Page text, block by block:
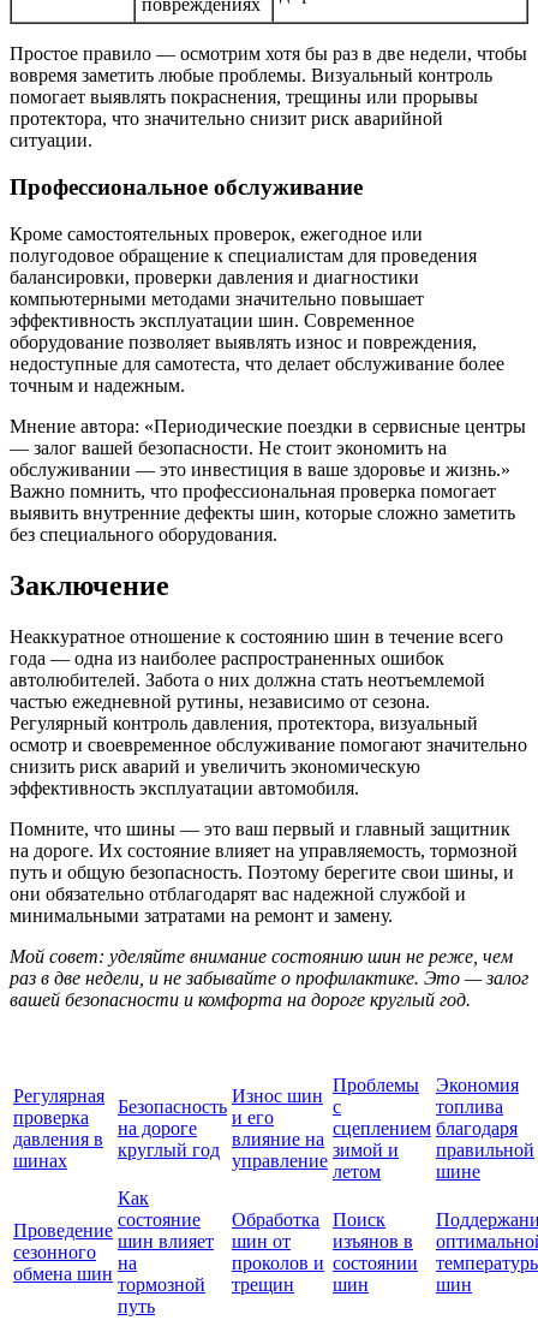
повреждениях
Простое правило — осмотрим хотя бы раз в две недели, чтобы
вовремя заметить любые проблемы. Визуальный контроль
помогает выявлять покраснения, трещины или прорывы
протектора, что значительно снизит риск аварийной
ситуации.
Профессиональное обслуживание
Кроме самостоятельных проверок, ежегодное или
полугодовое обращение к специалистам для проведения
балансировки, проверки давления и диагностики
компьютерными методами значительно повышает
эффективность эксплуатации шин. Современное
оборудование позволяет выявлять износ и повреждения,
недоступные для самотеста, что делает обслуживание более
точным и надежным.
Мнение автора: «Периодические поездки в сервисные центры
— залог вашей безопасности. Не стоит экономить на
обслуживании — это инвестиция в ваше здоровье и жизнь.»
Важно помнить, что профессиональная проверка помогает
выявить внутренние дефекты шин, которые сложно заметить
без специального оборудования.
Заключение
Неаккуратное отношение к состоянию шин в течение всего
года — одна из наиболее распространенных ошибок
автолюбителей. Забота о них должна стать неотъемлемой
частью ежедневной рутины, независимо от сезона.
Регулярный контроль давления, протектора, визуальный
осмотр и своевременное обслуживание помогают значительно
снизить риск аварий и увеличить экономическую
эффективность эксплуатации автомобиля.
Помните, что шины — это ваш первый и главный защитник
на дороге. Их состояние влияет на управляемость, тормозной
путь и общую безопасность. Поэтому берегите свои шины, и
они обязательно отблагодарят вас надежной службой и
минимальными затратами на ремонт и замену.
Мой совет: уделяйте внимание состоянию шин не реже, чем
раз в две недели, и не забывайте о профилактике. Это — залог
вашей безопасности и комфорта на дороге круглый год.
Регулярная
проверка
давления в
шинах
Безопасность
на дороге
круглый год
Износ шин
и его
влияние на
управление
Проблемы
с
сцеплением
зимой и
летом
Экономия
топлива
благодаря
правильной
шине
Проведение
сезонного
обмена шин
Как
состояние
шин влияет
на
тормозной
путь
Обработка
шин от
проколов и
трещин
Поиск
изъянов в
состоянии
шин
шин